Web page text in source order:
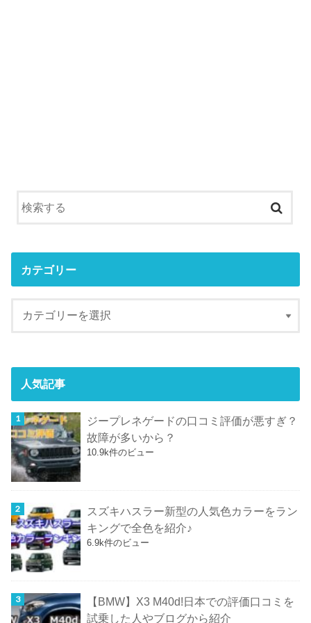
カテゴリー
人気記事
ジープレネゲードの口コミ評価が悪すぎ？
故障が多いから？
10.9k件のビュー
スズキハスラー新型の人気色カラーをラン
キングで全色を紹介♪
6.9k件のビュー
【BMW】X3 M40d!日本での評価口コミを
試乗した人やブログから紹介